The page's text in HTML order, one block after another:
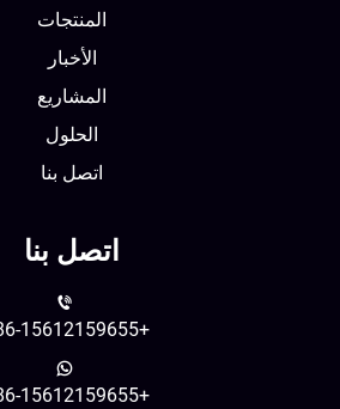
المنتجات
الأخبار
المشاريع
الحلول
اتصل بنا
اتصل بنا